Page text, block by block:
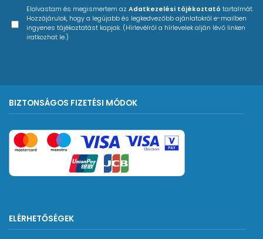
Elolvastam és megismertem az Adatkezelési tájékoztató tartalmát.
Hozzájárulok, hogy a legújabb és legkedvezőbb ajánlatokról e-mailben
ingyenes tájékoztatást kapjak. (Hírlevélről a hírlevelek alján lévő linken
iratkozhat le.)
BIZTONSÁGOS FIZETÉSI MÓDOK
ELÉRHETŐSÉGEK